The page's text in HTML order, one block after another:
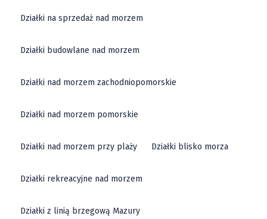
Działki na sprzedaż nad morzem
Działki budowlane nad morzem
Działki nad morzem zachodniopomorskie
Działki nad morzem pomorskie
Działki nad morzem przy plaży Działki blisko morza
Działki rekreacyjne nad morzem
Działki z linią brzegową Mazury